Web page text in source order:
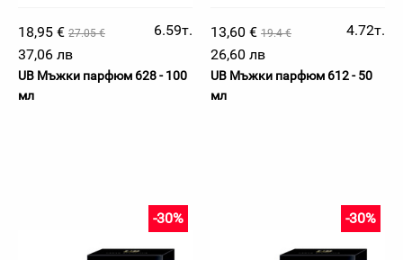
18,95 € 27.05 €
6.59т.
37,06 лв
UB Мъжки парфюм 628 - 100
мл
13,60 € 19.4 €
4.72т.
26,60 лв
UB Мъжки парфюм 612 - 50
мл
-30% -30%